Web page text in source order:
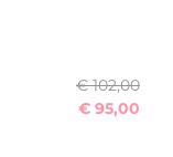
€ 102,00
€ 95,00